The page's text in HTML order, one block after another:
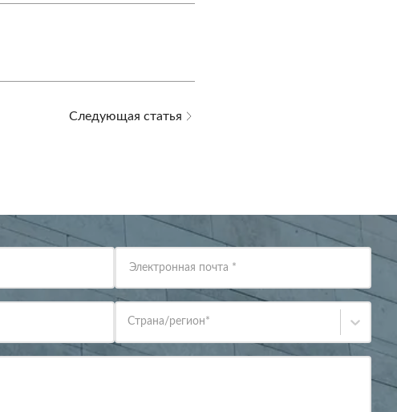
Следующая статья
Электронная почта *
Страна/регион*